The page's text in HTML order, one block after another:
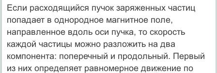
Если расходящийся пучок заряженных частиц
попадает в однородное магнитное поле,
направленное вдоль оси пучка, то скорость
каждой частицы можно разложить на два
компонента: поперечный и продольный. Первый
из них определяет равномерное движение по